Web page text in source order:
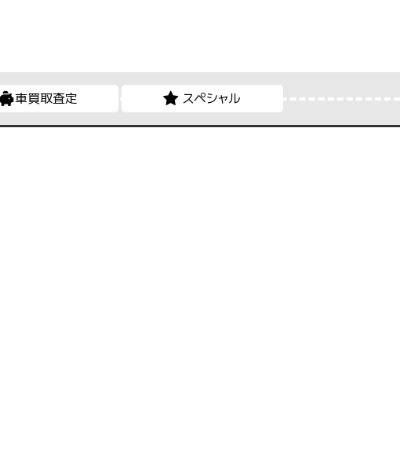
車買取査定 スペシャル